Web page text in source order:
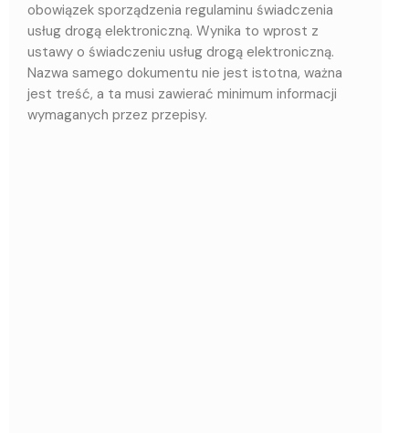
obowiązek sporządzenia regulaminu świadczenia
usług drogą elektroniczną. Wynika to wprost z
ustawy o świadczeniu usług drogą elektroniczną.
Nazwa samego dokumentu nie jest istotna, ważna
jest treść, a ta musi zawierać minimum informacji
wymaganych przez przepisy.